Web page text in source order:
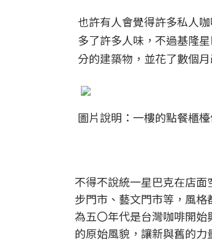
也許有人會覺得許多私人
多了許多人味，不過基隆
分的建築物，並花了數個
圖片說明：一樓的點餐櫃
不得不說統一星巴克在店
步門市、藝文門市等，風
為五〇年代是台灣咖啡開
的原始風貌，讓新與舊的